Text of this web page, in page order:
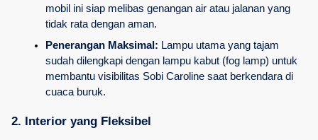
mobil ini siap melibas genangan air atau jalanan yang
tidak rata dengan aman.
Penerangan Maksimal: Lampu utama yang tajam
sudah dilengkapi dengan lampu kabut (fog lamp) untuk
membantu visibilitas Sobi Caroline saat berkendara di
cuaca buruk.
2. Interior yang Fleksibel